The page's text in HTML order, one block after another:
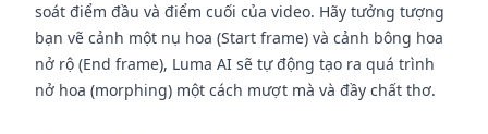
soát điểm đầu và điểm cuối của video. Hãy tưởng tượng
bạn vẽ cảnh một nụ hoa (Start frame) và cảnh bông hoa
nở rộ (End frame), Luma AI sẽ tự động tạo ra quá trình
nở hoa (morphing) một cách mượt mà và đầy chất thơ.